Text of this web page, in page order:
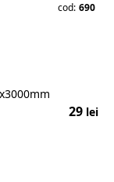
cod: 690
29 lei